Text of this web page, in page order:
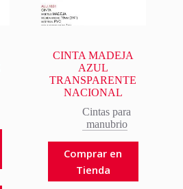
CINTA MADEJA
AZUL
TRANSPARENTE
NACIONAL
Cintas para
manubrio
Comprar en
Tienda